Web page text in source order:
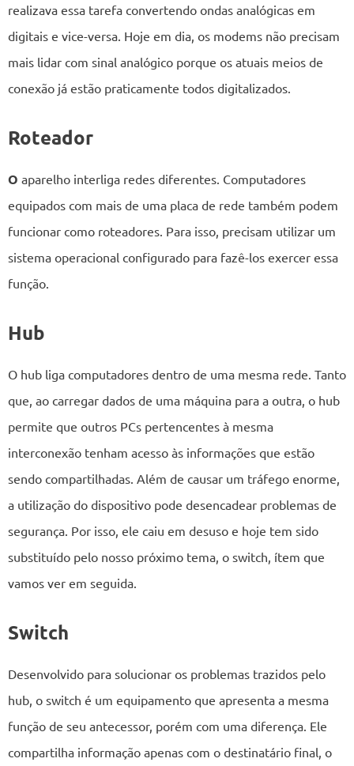
realizava essa tarefa convertendo ondas analógicas em
digitais e vice-versa. Hoje em dia, os modems não precisam
mais lidar com sinal analógico porque os atuais meios de
conexão já estão praticamente todos digitalizados.
Roteador
O aparelho interliga redes diferentes. Computadores
equipados com mais de uma placa de rede também podem
funcionar como roteadores. Para isso, precisam utilizar um
sistema operacional configurado para fazê-los exercer essa
função.
Hub
O hub liga computadores dentro de uma mesma rede. Tanto
que, ao carregar dados de uma máquina para a outra, o hub
permite que outros PCs pertencentes à mesma
interconexão tenham acesso às informações que estão
sendo compartilhadas. Além de causar um tráfego enorme,
a utilização do dispositivo pode desencadear problemas de
segurança. Por isso, ele caiu em desuso e hoje tem sido
substituído pelo nosso próximo tema, o switch, ítem que
vamos ver em seguida.
Switch
Desenvolvido para solucionar os problemas trazidos pelo
hub, o switch é um equipamento que apresenta a mesma
função de seu antecessor, porém com uma diferença. Ele
compartilha informação apenas com o destinatário final, o